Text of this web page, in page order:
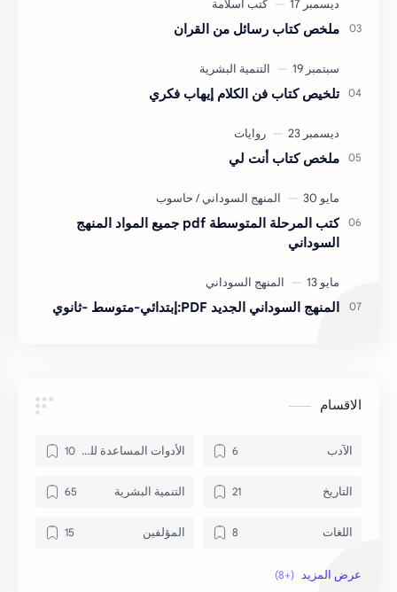
ملخص كتاب رسائل من القران
تلخيص كتاب فن الكلام إيهاب فكري
ملخص كتاب أنت لي
كتب المرحلة المتوسطة pdf جميع المواد المنهج
السوداني
المنهج السوداني الجديد PDF:إبتدائي-متوسط -ثانوي
الاقسام
الآدب الأدوات المساعدة للكتب
التاريخ التنمية البشرية
اللغات المؤلفين
المنهج السوداني